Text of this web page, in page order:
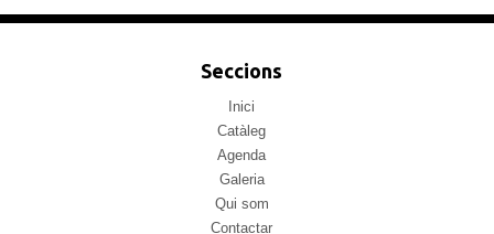
Seccions
Inici
Catàleg
Agenda
Galeria
Qui som
Contactar